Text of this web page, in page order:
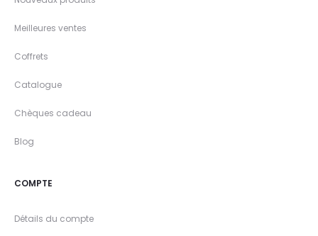
Meilleures ventes
Coffrets
Catalogue
Chèques cadeau
Blog
COMPTE
Détails du compte